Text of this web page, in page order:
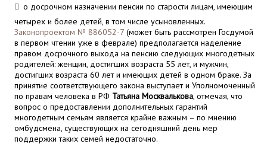
о досрочном назначении пенсии по старости лицам, имеющим
четырех и более детей, в том числе усыновленных.
Законопроектом № 886052-7(может быть рассмотрен Госдумой
в первом чтении уже в феврале) предполагается наделение
правом досрочного выхода на пенсию следующих многодетных
родителей: женщин, достигших возраста 55 лет, и мужчин,
достигших возраста 60 лет и имеющих детей в одном браке. За
принятие соответствующего закона выступает и Уполномоченный
по правам человека в РФ Татьяна Москвалькова, отмечая, что
вопрос о предоставлении дополнительных гарантий
многодетным семьям является крайне важным – по мнению
омбудсмена, существующих на сегодняшний день мер
поддержки таких семей недостаточно.